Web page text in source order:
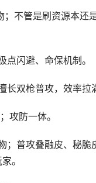
；不管是刷资源本还
闪避、命保机制。
双枪普攻，效率拉
攻防一体。
；普攻叠融皮、秘
。